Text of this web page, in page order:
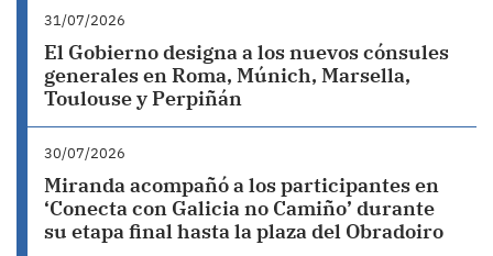
31/07/2026
El Gobierno designa a los nuevos cónsules
generales en Roma, Múnich, Marsella,
Toulouse y Perpiñán
30/07/2026
Miranda acompañó a los participantes en
‘Conecta con Galicia no Camiño’ durante
su etapa final hasta la plaza del Obradoiro